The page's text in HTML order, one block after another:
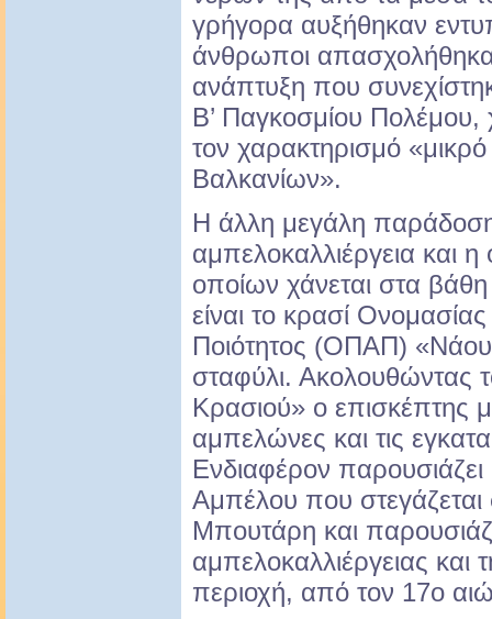
γρήγορα αυξήθηκαν
άνθρωποι
ανάπτυξη που
Β’ Παγκοσμίου Πολέμου,
τον χαρακτηρισμό
Βαλκανίων».
Η άλλη μεγάλη
αμπελοκαλλιέργεια και η
οποίων χάνεται στα
είναι το κρασί
Ποιότητος (ΟΠΑΠ)
σταφύλι. Ακολουθώντας
Κρασιού» ο επισκέπτης
αμπελώνες και τις
Ενδιαφέρον
Αμπέλου που στεγάζεται
Μπουτάρη και
αμπελοκαλλιέργειας
περιοχή, από τον 17o